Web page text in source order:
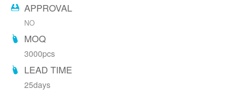
APPROVAL
NO
MOQ
3000pcs
LEAD TIME
25days